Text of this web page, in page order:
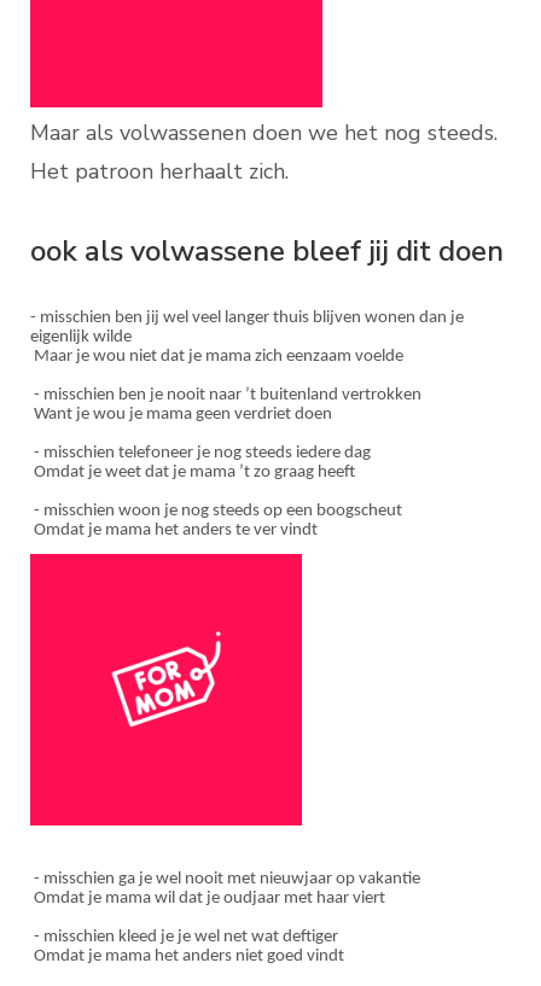
Maar als volwassenen doen we het nog steeds.
Het patroon herhaalt zich.
ook als volwassene bleef jij dit doen
- misschien ben jij wel veel langer thuis blijven wonen dan je
eigenlijk wilde
Maar je wou niet dat je mama zich eenzaam voelde
- misschien ben je nooit naar ’t buitenland vertrokken
Want je wou je mama geen verdriet doen
- misschien telefoneer je nog steeds iedere dag
Omdat je weet dat je mama ’t zo graag heeft
- misschien woon je nog steeds op een boogscheut
Omdat je mama het anders te ver vindt
- misschien ga je wel nooit met nieuwjaar op vakantie
Omdat je mama wil dat je oudjaar met haar viert
- misschien kleed je je wel net wat deftiger
Omdat je mama het anders niet goed vindt